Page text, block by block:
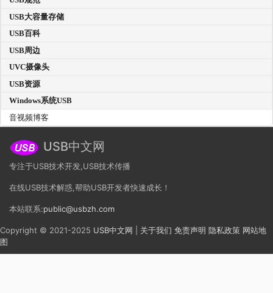
USB大容量存储
USB百科
USB周边
UVC摄像头
USB资源
Windows系统USB
音视频博客
USB中文网
专注于USB技术开发,USB技术传播
在线USB技术解惑,帮助USB开发者快速成长！
本站联系:public@usbzh.com
Copyright © 2021-2025 USB中文网 关于我们 免责声明 隐私政策 网站地
图